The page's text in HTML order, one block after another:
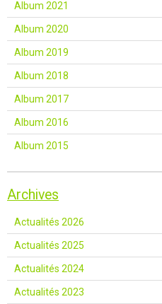
Album 2021
Album 2020
Album 2019
Album 2018
Album 2017
Album 2016
Album 2015
Archives
Actualités 2026
Actualités 2025
Actualités 2024
Actualités 2023